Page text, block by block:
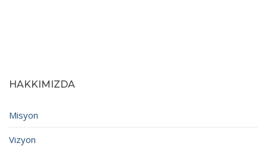
HAKKIMIZDA
Misyon
Vizyon